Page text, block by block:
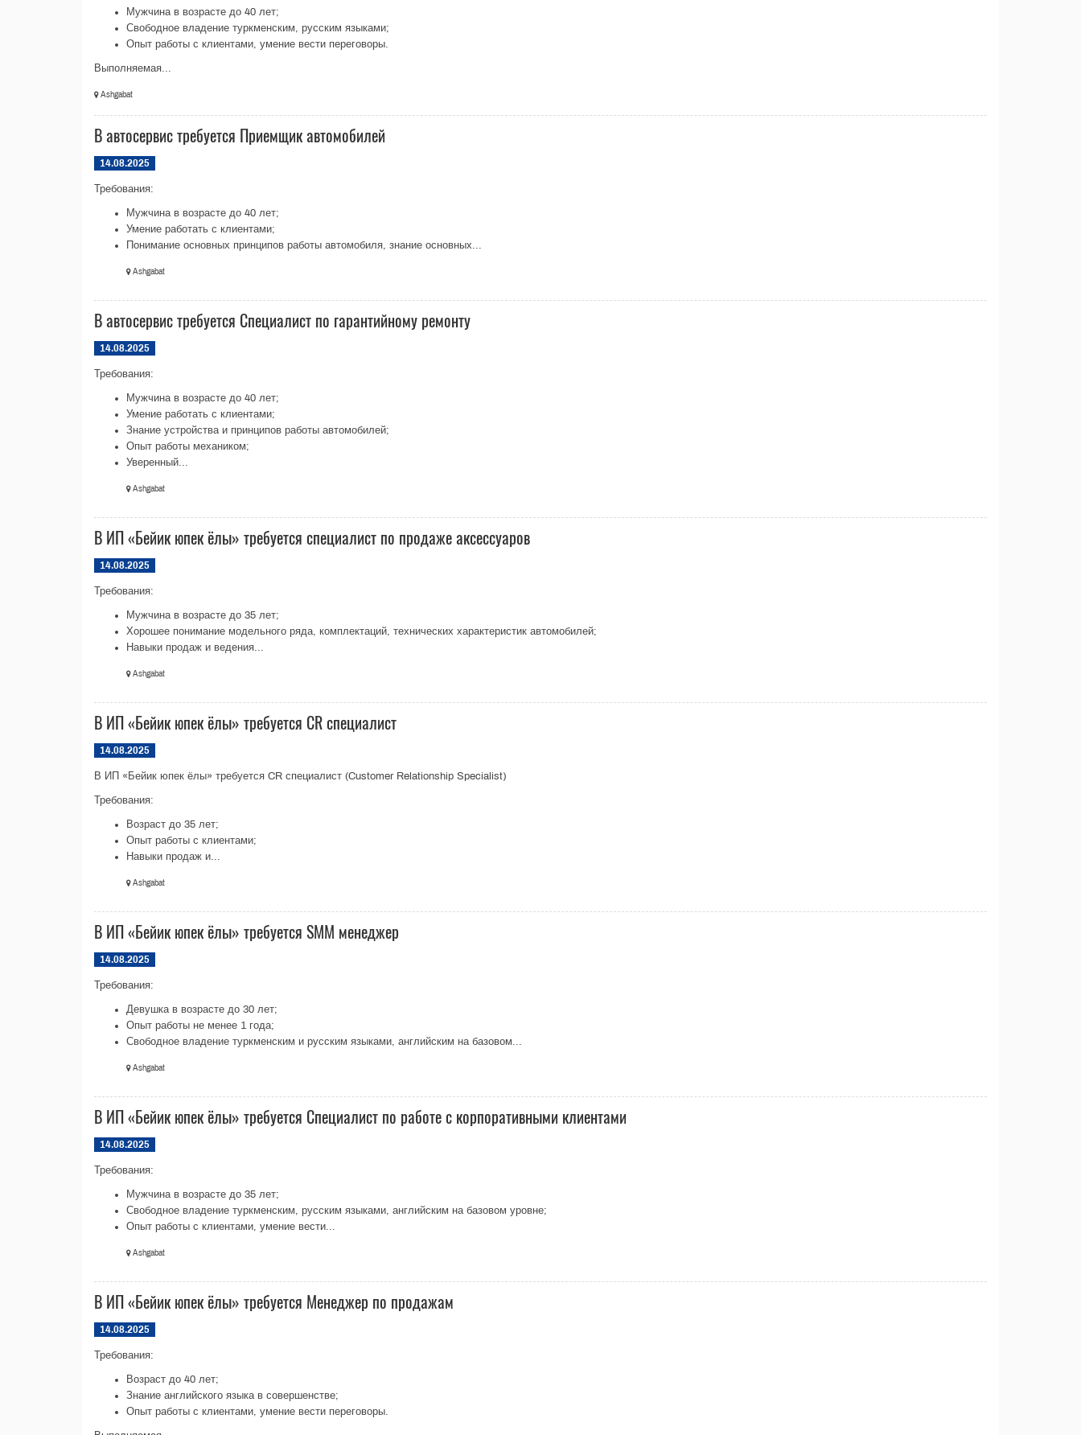
Мужчина в возрасте до 40 лет;
Свободное владение туркменским, русским языками;
Опыт работы с клиентами, умение вести переговоры.
Выполняемая...
Ashgabat
В автосервис требуется Приемщик автомобилей
14.08.2025
Требования:
Мужчина в возрасте до 40 лет;
Умение работать с клиентами;
Понимание основных принципов работы автомобиля, знание основных...
Ashgabat
В автосервис требуется Специалист по гарантийному ремонту
14.08.2025
Требования:
Мужчина в возрасте до 40 лет;
Умение работать с клиентами;
Знание устройства и принципов работы автомобилей;
Опыт работы механиком;
Уверенный...
Ashgabat
В ИП «Бейик юпек ёлы» требуется специалист по продаже аксессуаров
14.08.2025
Требования:
Мужчина в возрасте до 35 лет;
Хорошее понимание модельного ряда, комплектаций, технических характеристик автомобилей;
Навыки продаж и ведения...
Ashgabat
В ИП «Бейик юпек ёлы» требуется CR специалист
14.08.2025
В ИП «Бейик юпек ёлы» требуется CR специалист (Customer Relationship Specialist)
Требования:
Возраст до 35 лет;
Опыт работы с клиентами;
Навыки продаж и...
Ashgabat
В ИП «Бейик юпек ёлы» требуется SMM менеджер
14.08.2025
Требования:
Девушка в возрасте до 30 лет;
Опыт работы не менее 1 года;
Свободное владение туркменским и русским языками, английским на базовом...
Ashgabat
В ИП «Бейик юпек ёлы» требуется Специалист по работе с корпоративными клиентами
14.08.2025
Требования:
Мужчина в возрасте до 35 лет;
Свободное владение туркменским, русским языками, английским на базовом уровне;
Опыт работы с клиентами, умение вести...
Ashgabat
В ИП «Бейик юпек ёлы» требуется Менеджер по продажам
14.08.2025
Требования:
Возраст до 40 лет;
Знание английского языка в совершенстве;
Опыт работы с клиентами, умение вести переговоры.